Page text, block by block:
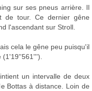
sur ses pneus arrière. Il
de tour. Ce dernier gêne
l'ascendant sur Stroll.
cela le gêne peu puisqu'il
(1'19''561''').
un intervalle de deux
Bottas à distance. Loin de